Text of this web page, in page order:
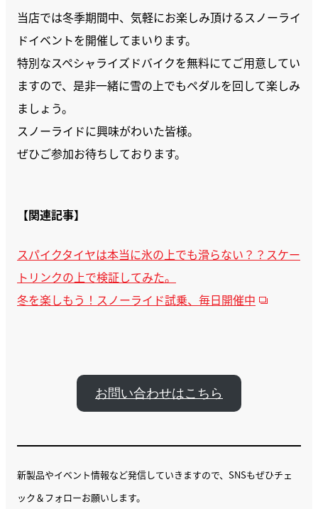
当店では冬季期間中、気軽にお楽しみ頂けるスノーライ
ドイベントを開催してまいります。
特別なスペシャライズドバイクを無料にてご用意してい
ますので、是非一緒に雪の上でもペダルを回して楽しみ
ましょう。
スノーライドに興味がわいた皆様。
ぜひご参加お待ちしております。
【関連記事】
スパイクタイヤは本当に氷の上でも滑らない？？スケー
トリンクの上で検証してみた。
冬を楽しもう！スノーライド試乗、毎日開催中
お問い合わせはこちら
新製品やイベント情報など発信していきますので、SNSもぜひチェ
ック＆フォローお願いします。